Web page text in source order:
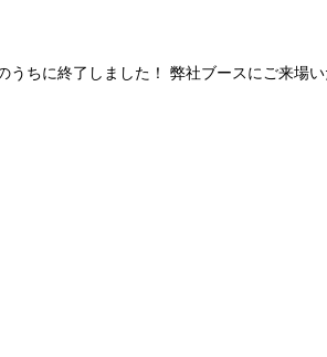
ちに終了しました！ 弊社ブースにご来場